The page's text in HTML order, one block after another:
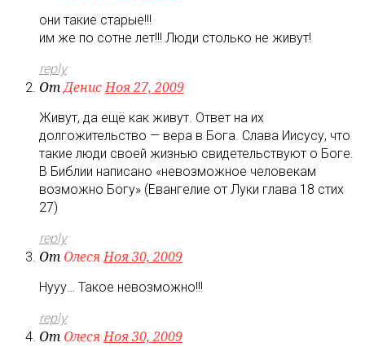
они такие старые!!!
им же по сотне лет!!! Люди столько не живут!
reply
ОтДенисНоя 27, 2009
Живут, да ещё как живут. Ответ на их
долгожительство — вера в Бога. Слава Иисусу, что
такие люди своей жизнью свидетельствуют о Боге.
В Библии написано «невозможное человекам
возможно Богу» (Евангелие от Луки глава 18 стих
27)
reply
От ОлесяНоя 30, 2009
Нууу… Такое невозможно!!!
reply
От ОлесяНоя 30, 2009